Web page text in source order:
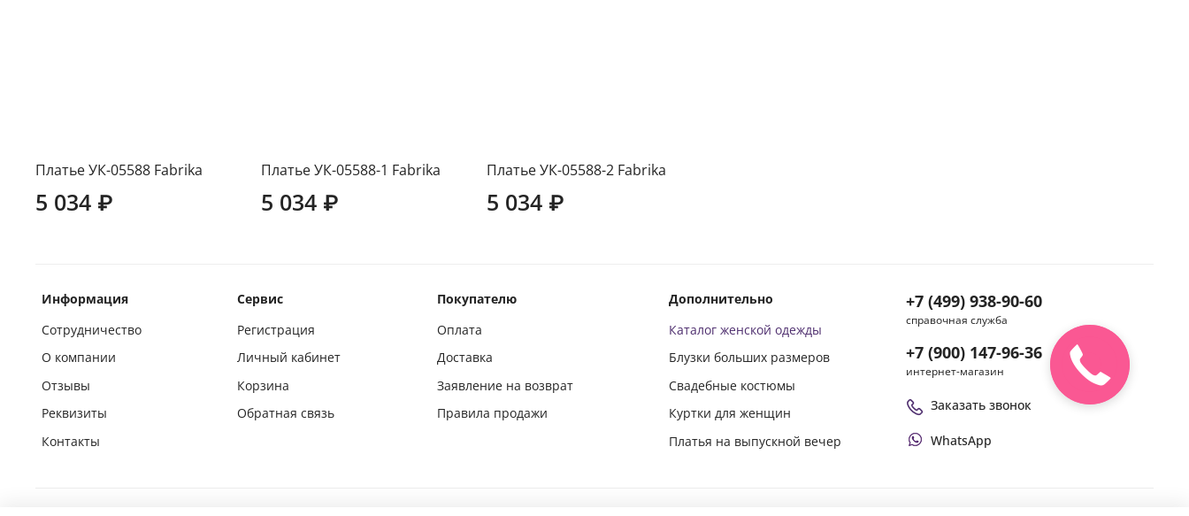
Платье УК-05588 Fabrika
5 034 ₽
Платье УК-05588-1 Fabrika
5 034 ₽
Платье УК-05588-2 Fabrika
5 034 ₽
Информация
Сотрудничество
О компании
Отзывы
Реквизиты
Контакты
Сервис
Регистрация
Личный кабинет
Корзина
Обратная связь
Покупателю
Оплата
Доставка
Заявление на возврат
Правила продажи
Дополнительно
Каталог женской одежды
Блузки больших размеров
Свадебные костюмы
Куртки для женщин
Платья на выпускной вечер
+7 (499) 938-90-60
справочная служба
+7 (900) 147-96-36
интернет-магазин
Заказать звонок
WhatsApp